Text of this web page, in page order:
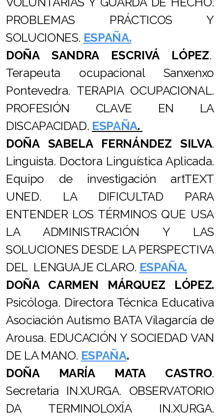
PROBLEMAS PRÁCTICOS Y
SOLUCIONES. ESPAÑA.
DOÑA SANDRA ESCRIVÁ LÓPEZ.
Terapeuta ocupacional Sanxenxo
Pontevedra. TERAPIA OCUPACIONAL.
PROFESIÓN CLAVE EN LA
DISCAPACIDAD. ESPAÑA.
DOÑA SABELA FERNÁNDEZ SILVA.
Linguista. Doctora Linguística Aplicada.
Equipo de investigación artTEXT
UNED. LA DIFICULTAD PARA
ENTENDER LOS TÉRMINOS QUE USA
LA ADMINISTRACIÓN Y LAS
SOLUCIONES DESDE LA PERSPECTIVA
DEL LENGUAJE CLARO. ESPAÑA.
DOÑA CARMEN MÁRQUEZ LÓPEZ.
Psicóloga. Directora Técnica Educativa
Asociación Autismo BATA Vilagarcía de
Arousa. EDUCACIÓN Y SOCIEDAD VAN
DE LA MANO. ESPAÑA.
DOÑA MARÍA MATA CASTRO.
Secretaria IN.XURGA. OBSERVATORIO
DA TERMINOLOXÍA IN.XURGA.